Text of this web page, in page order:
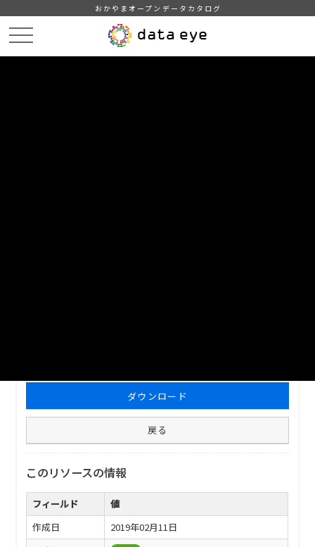
おかやまオープンデータカタログ
ダウンロード
戻る
このリソースの情報
フィールド
値
作成日
2019年02月11日